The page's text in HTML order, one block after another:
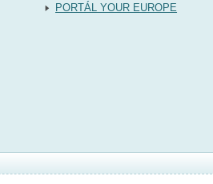
PORTÁL YOUR EUROPE